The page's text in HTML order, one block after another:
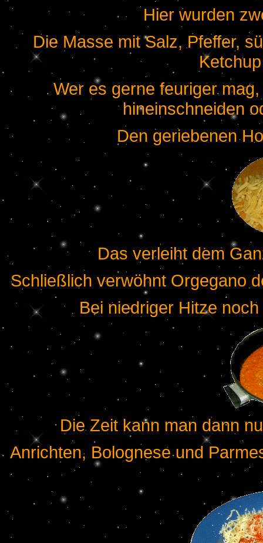
Hier wurden
Die Masse mit Salz, Pfeffer,
Wer es gerne feuriger
hineinschneiden
Den geriebenen
Das verleiht dem
Schließlich verwöhnt Orgegano
Bei niedriger Hitze
Die Zeit kann man dann
Anrichten, Bolognese und